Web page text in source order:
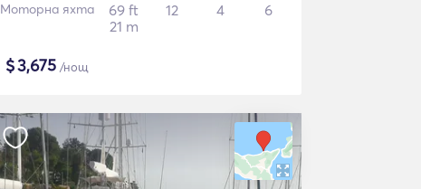
Моторна яхта
69 ft
21 m
12 4 6
$3,675 /нощ